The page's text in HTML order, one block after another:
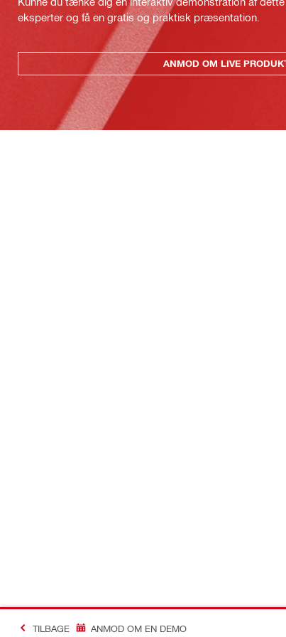
eksperter og få en gratis og praktisk præsentation.
ANMOD OM LIVE
TILBAGE ANMOD OM EN DEMO